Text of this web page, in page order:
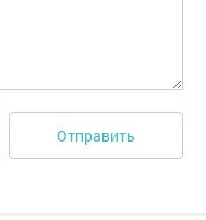
Отправить